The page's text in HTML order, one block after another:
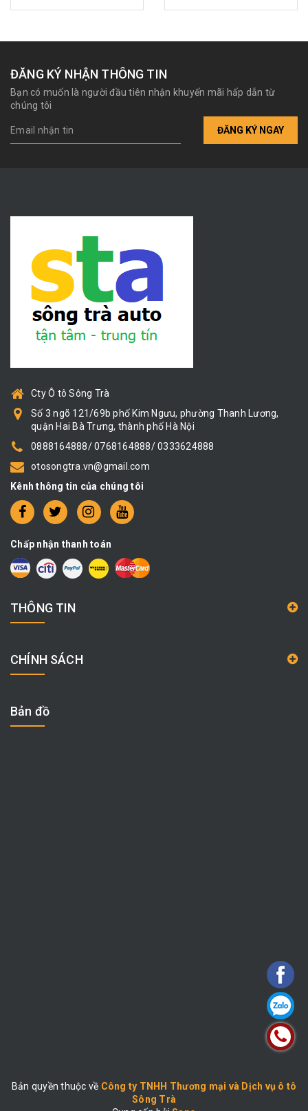
ĐĂNG KÝ NHẬN THÔNG TIN
Bạn có muốn là người đầu tiên nhận khuyến mãi hấp dẫn từ
chúng tôi
ĐĂNG KÝ NGAY
Cty Ô tô Sông Trà
Số 3 ngõ 121/69b phố Kim Ngưu, phường Thanh Lương,
quận Hai Bà Trưng, thành phố Hà Nội
0888164888/ 0768164888/ 0333624888
otosongtra.vn@gmail.com
Kênh thông tin của chúng tôi
Chấp nhận thanh toán
THÔNG TIN
CHÍNH SÁCH
Bản đồ
Bản quyền thuộc về Công ty TNHH Thương mại và Dịch vụ ô tô
Sông Trà